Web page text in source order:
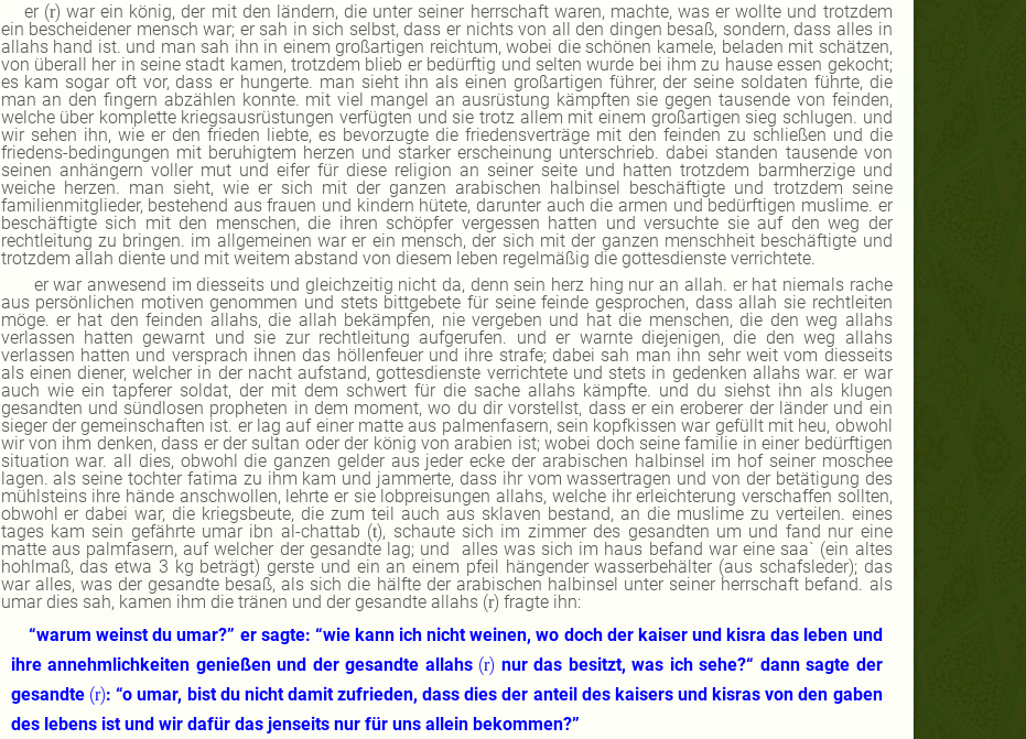
er (r) war ein könig, der mit den ländern, die unter seiner herrschaft waren, machte, was er wollte und trotzdem
ein bescheidener mensch war; er sah in sich selbst, dass er nichts von all den dingen besaß, sondern, dass alles in
allahs hand ist. und man sah ihn in einem großartigen reichtum, wobei die schönen kamele, beladen mit schätzen,
von überall her in seine stadt kamen, trotzdem blieb er bedürftig und selten wurde bei ihm zu hause essen gekocht;
es kam sogar oft vor, dass er hungerte. man sieht ihn als einen großartigen führer, der seine soldaten führte, die
man an den fingern abzählen konnte. mit viel mangel an ausrüstung kämpften sie gegen tausende von feinden,
welche über komplette kriegsausrüstungen verfügten und sie trotz allem mit einem großartigen sieg schlugen. und
wir sehen ihn, wie er den frieden liebte, es bevorzugte die friedensverträge mit den feinden zu schließen und die
friedens-bedingungen mit beruhigtem herzen und starker erscheinung unterschrieb. dabei standen tausende von
seinen anhängern voller mut und eifer für diese religion an seiner seite und hatten trotzdem barmherzige und
weiche herzen. man sieht, wie er sich mit der ganzen arabischen halbinsel beschäftigte und trotzdem seine
familienmitglieder, bestehend aus frauen und kindern hütete, darunter auch die armen und bedürftigen muslime. er
beschäftigte sich mit den menschen, die ihren schöpfer vergessen hatten und versuchte sie auf den weg der
rechtleitung zu bringen. im allgemeinen war er ein mensch, der sich mit der ganzen menschheit beschäftigte und
trotzdem allah diente und mit weitem abstand von diesem leben regelmäßig die gottesdienste verrichtete.
er war anwesend im diesseits und gleichzeitig nicht da, denn sein herz hing nur an allah. er hat niemals rache
aus persönlichen motiven genommen und stets bittgebete für seine feinde gesprochen, dass allah sie rechtleiten
möge. er hat den feinden allahs, die allah bekämpfen, nie vergeben und hat die menschen, die den weg allahs
verlassen hatten gewarnt und sie zur rechtleitung aufgerufen. und er warnte diejenigen, die den weg allahs
verlassen hatten und versprach ihnen das höllenfeuer und ihre strafe; dabei sah man ihn sehr weit vom diesseits
als einen diener, welcher in der nacht aufstand, gottesdienste verrichtete und stets in gedenken allahs war. er war
auch wie ein tapferer soldat, der mit dem schwert für die sache allahs kämpfte. und du siehst ihn als klugen
gesandten und sündlosen propheten in dem moment, wo du dir vorstellst, dass er ein eroberer der länder und ein
sieger der gemeinschaften ist. er lag auf einer matte aus palmenfasern, sein kopfkissen war gefüllt mit heu, obwohl
wir von ihm denken, dass er der sultan oder der könig von arabien ist; wobei doch seine familie in einer bedürftigen
situation war. all dies, obwohl die ganzen gelder aus jeder ecke der arabischen halbinsel im hof seiner moschee
lagen. als seine tochter fatima zu ihm kam und jammerte, dass ihr vom wassertragen und von der betätigung des
mühlsteins ihre hände anschwollen, lehrte er sie lobpreisungen allahs, welche ihr erleichterung verschaffen sollten,
obwohl er dabei war, die kriegsbeute, die zum teil auch aus sklaven bestand, an die muslime zu verteilen. eines
tages kam sein gefährte umar ibn al-chattab (t), schaute sich im zimmer des gesandten um und fand nur eine
matte aus palmfasern, auf welcher der gesandte lag; und
alles was sich im haus befand war eine saa` (ein altes
hohlmaß, das etwa 3 kg beträgt) gerste und ein an einem pfeil hängender wasserbehälter (aus schafsleder); das
war alles, was der gesandte besaß, als sich die hälfte der arabischen halbinsel unter seiner herrschaft befand. als
umar dies sah, kamen ihm die tränen und der gesandte allahs (r) fragte ihn:
“warum weinst du umar?” er sagte: “wie kann ich nicht weinen, wo doch der kaiser und kisra das leben und
ihre annehmlichkeiten genießen und der gesandte allahs (r) nur das besitzt, was ich sehe?“ dann sagte der
gesandte (r): “o umar, bist du nicht damit zufrieden, dass dies der anteil des kaisers und kisras von den gaben
des lebens ist und wir dafür das jenseits nur für uns allein bekommen?”